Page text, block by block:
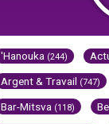
'Hanouka (244)
Argent & Travail (747)
Bar-Mitsva (118)